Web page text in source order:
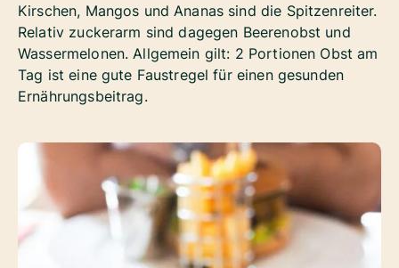
Kirschen, Mangos und Ananas sind die Spitzenreiter.
Relativ zuckerarm sind dagegen Beerenobst und
Wassermelonen. Allgemein gilt: 2 Portionen Obst am
Tag ist eine gute Faustregel für einen gesunden
Ernährungsbeitrag.